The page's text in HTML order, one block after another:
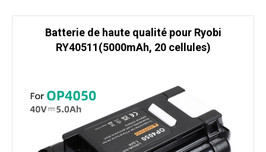
Batterie de haute qualité pour Ryobi
RY40511(5000mAh, 20 cellules)